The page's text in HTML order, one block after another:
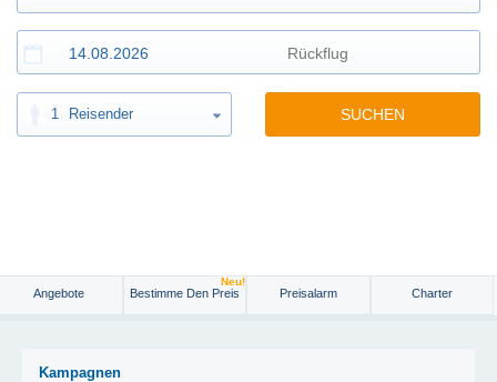
1 Reisender SUCHEN
Angebote Bestimme Den Preis
Neu!
Preisalarm Charter
Kampagnen